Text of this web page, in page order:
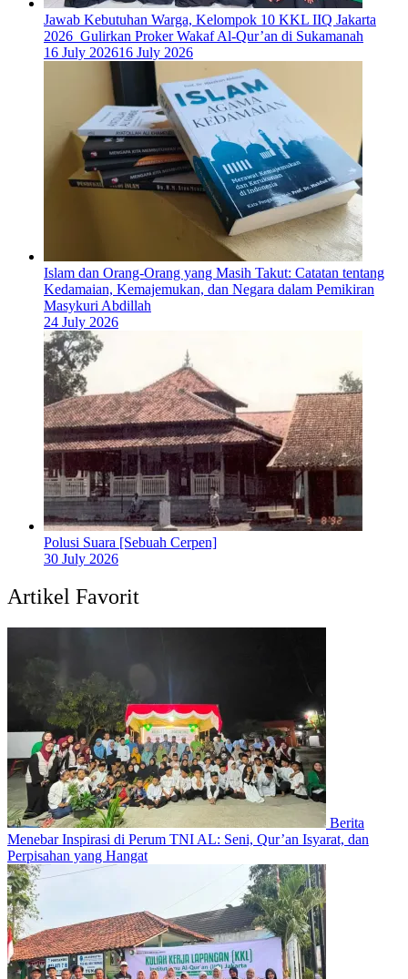
Jawab Kebutuhan Warga, Kelompok 10 KKL IIQ Jakarta
2026 Gulirkan Proker Wakaf Al-Qur’an di Sukamanah
16 July 202616 July 2026
Islam dan Orang-Orang yang Masih Takut: Catatan tentang
Kedamaian, Kemajemukan, dan Negara dalam Pemikiran
Masykuri Abdillah
24 July 2026
Polusi Suara [Sebuah Cerpen]
30 July 2026
Artikel Favorit
Berita
Menebar Inspirasi di Perum TNI AL: Seni, Qur’an Isyarat, dan
Perpisahan yang Hangat